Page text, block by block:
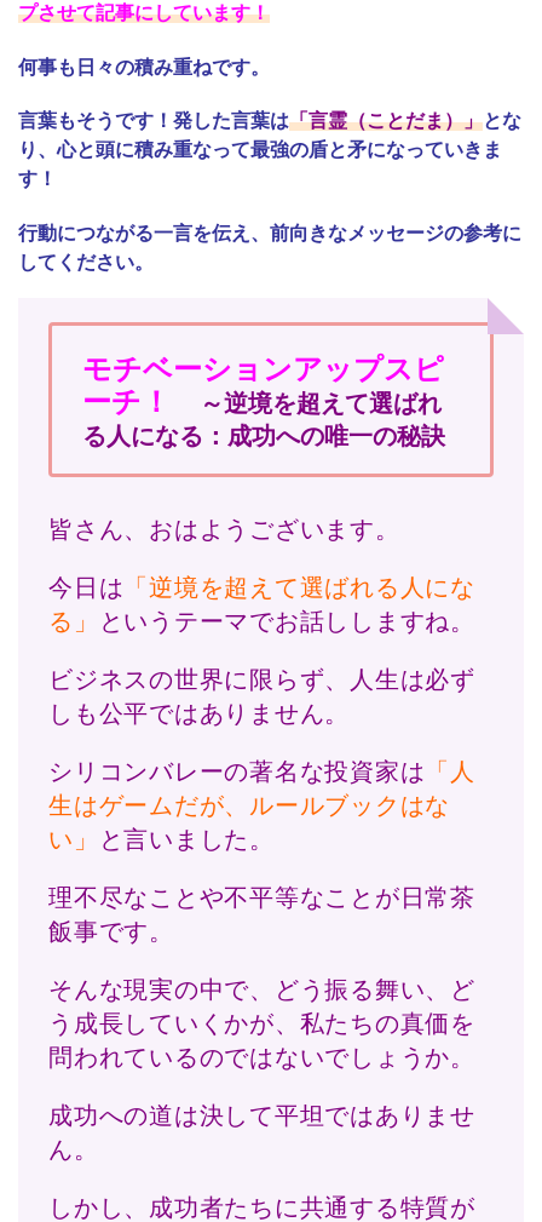
プさせて記事にしています！
何事も日々の積み重ねです。
言葉もそうです！発した言葉は「言霊（ことだま）」とな
り、心と頭に積み重なって最強の盾と矛になっていきま
す！
行動につながる一言を伝え、前向きなメッセージの参考に
してください。
モチベーションアップスピ
ーチ！
～逆境を超えて選ばれ
る人になる：成功への唯一の秘訣
皆さん、おはようございます。
今日は
「逆境を超えて選ばれる人にな
る」
というテーマでお話ししますね。
ビジネスの世界に限らず、人生は必ず
しも公平ではありません。
シリコンバレーの著名な投資家は
「人
生はゲームだが、ルールブックはな
い」
と言いました。
理不尽なことや不平等なことが日常茶
飯事です。
そんな現実の中で、どう振る舞い、ど
う成長していくかが、私たちの真価を
問われているのではないでしょうか。
成功への道は決して平坦ではありませ
ん。
しかし、成功者たちに共通する特質が